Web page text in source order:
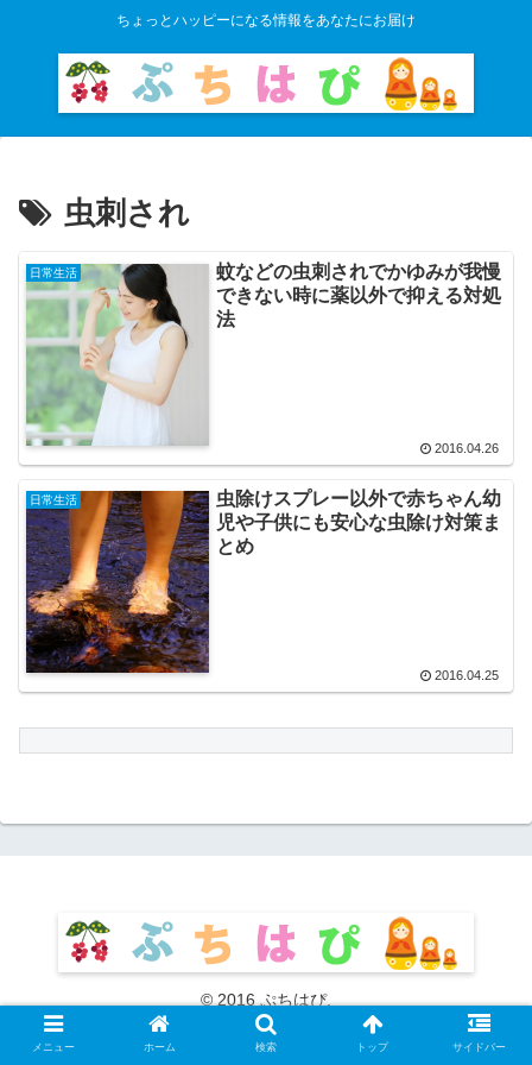
ちょっとハッピーになる情報をあなたにお届け
虫刺され
日常生活
蚊などの虫刺されでかゆみが我慢
できない時に薬以外で抑える対処
法
2016.04.26
日常生活
虫除けスプレー以外で赤ちゃん幼
児や子供にも安心な虫除け対策ま
とめ
2016.04.25
© 2016 ぷちはぴ.
メニュー ホーム 検索 トップ サイドバー